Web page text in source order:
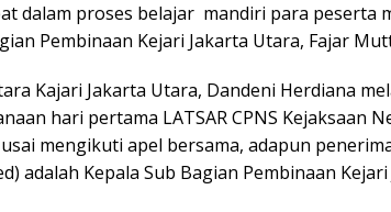
dalam proses belajar mandiri para peserta
Pembinaan Kejari Jakarta Utara, Fajar
Kajari Jakarta Utara, Dandeni Herdiana
hari pertama LATSAR CPNS Kejaksaan
mengikuti apel bersama, adapun
adalah Kepala Sub Bagian Pembinaan